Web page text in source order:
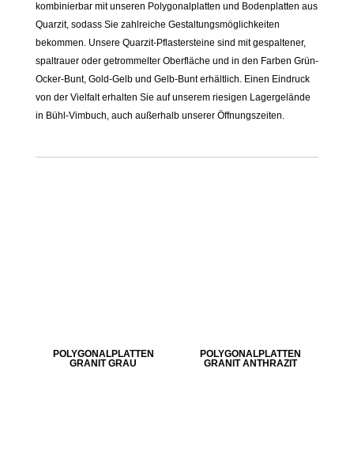
kombinierbar mit unseren Polygonalplatten und Bodenplatten aus
Quarzit, sodass Sie zahlreiche Gestaltungsmöglichkeiten
bekommen. Unsere Quarzit-Pflastersteine sind mit gespaltener,
spaltrauer oder getrommelter Oberfläche und in den Farben Grün-
Ocker-Bunt, Gold-Gelb und Gelb-Bunt erhältlich. Einen Eindruck
von der Vielfalt erhalten Sie auf unserem riesigen Lagergelände
in Bühl-Vimbuch, auch außerhalb unserer Öffnungszeiten.
POLYGONALPLATTEN
GRANIT GRAU
POLYGONALPLATTEN
GRANIT ANTHRAZIT